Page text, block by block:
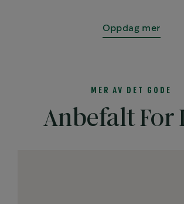
Oppdag mer
MER AV DET GODE
Anbefalt For